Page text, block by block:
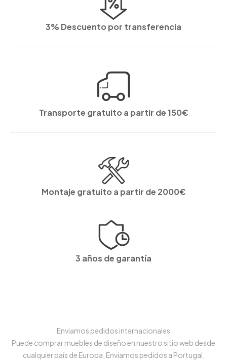
3% Descuento por transferencia
Transporte gratuito a partir de 150€
Montaje gratuito a partir de 2000€
3 años de garantía
Enviamos pedidos internacionales
Puede comprar muebles de diseño en nuestro sitio web desde
cualquier país de Europa, Enviamos pedidos a Portugal,